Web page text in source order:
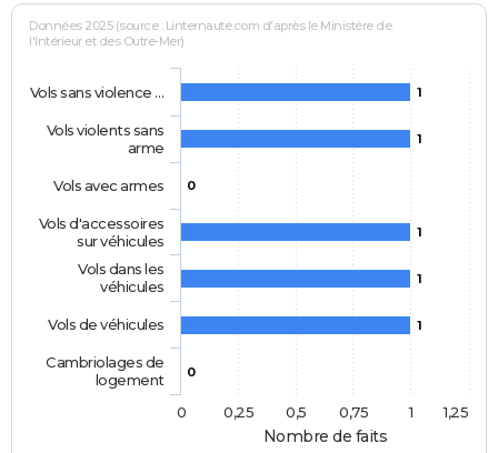
Nombre de faits
Données 2025 (source : Linternaute.com d'après le Ministère de
l'Intérieur et des Outre-Mer)
1
1
0
1
1
1
0
Vols sans violence …
Vols violents sans
arme
Vols avec armes
Vols d'accessoires
sur véhicules
Vols dans les
véhicules
Vols de véhicules
Cambriolages de
logement
0
1
0,25 0,5 0,75 1,25